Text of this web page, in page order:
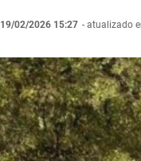
19/02/2026 15:27 - atualizado